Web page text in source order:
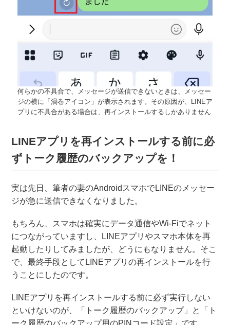
何らかの不具合で、メッセージが送信できないときは、メッセー
ジの横に「渦巻アイコン」が表示されます。その原因が、LINEア
プリに不具合がある場合は、再インストールするしかありません
LINEアプリを再インストールする前に必
ずトーク履歴のバックアップを！
実は先日、筆者の妻のAndroidスマホでLINEのメッセー
ジが急に送信できなくなりました。
もちろん、スマホは確実にデータ通信やWi-Fiでネット
につながっていますし、LINEアプリやスマホ本体を再
起動したりしてみましたが、どうにもなりません。そこ
で、最終手段としてLINEアプリの再インストールを行
うことにしたのです。
LINEアプリを再インストールする前に必ず実行しない
といけないのが、「トーク履歴のバックアップ」と「ト